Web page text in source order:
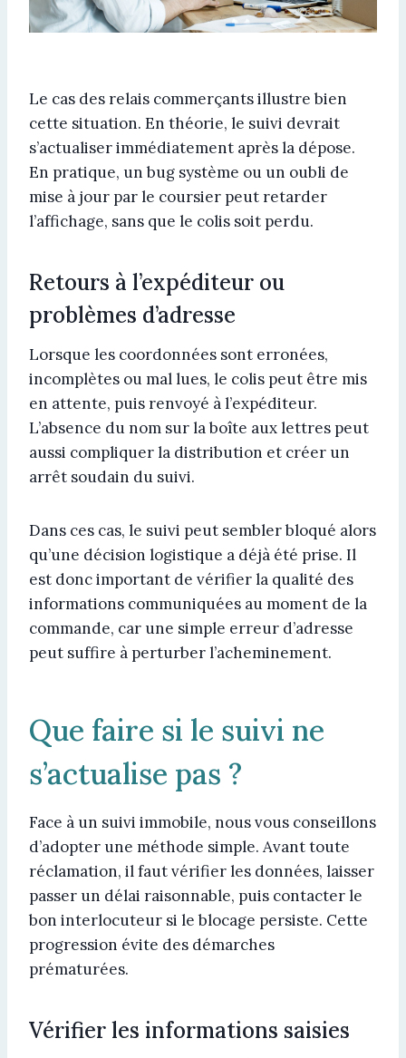
Le cas des relais commerçants illustre bien
cette situation. En théorie, le suivi devrait
s’actualiser immédiatement après la dépose.
En pratique, un bug système ou un oubli de
mise à jour par le coursier peut retarder
l’affichage, sans que le colis soit perdu.
Retours à l’expéditeur ou
problèmes d’adresse
Lorsque les coordonnées sont erronées,
incomplètes ou mal lues, le colis peut être mis
en attente, puis renvoyé à l’expéditeur.
L’absence du nom sur la boîte aux lettres peut
aussi compliquer la distribution et créer un
arrêt soudain du suivi.
Dans ces cas, le suivi peut sembler bloqué alors
qu’une décision logistique a déjà été prise. Il
est donc important de vérifier la qualité des
informations communiquées au moment de la
commande, car une simple erreur d’adresse
peut suffire à perturber l’acheminement.
Que faire si le suivi ne
s’actualise pas ?
Face à un suivi immobile, nous vous conseillons
d’adopter une méthode simple. Avant toute
réclamation, il faut vérifier les données, laisser
passer un délai raisonnable, puis contacter le
bon interlocuteur si le blocage persiste. Cette
progression évite des démarches
prématurées.
Vérifier les informations saisies